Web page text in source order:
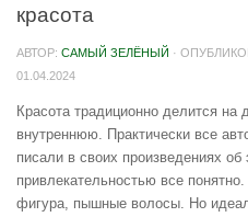
красота
АВТОР: САМЫЙ ЗЕЛЁНЫЙ ·
01.04.2024
Красота традиционно делится
внутреннюю. Практически все
писали в своих произведениях
привлекательностью все
фигура, пышные волосы. Но